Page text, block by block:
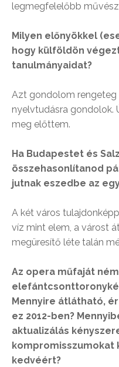
legmegfelelőbb
Milyen előnyökkel
hogy külföldön
tanulmányaidat?
Azt gondolom rengeteg
nyelvtudásra gondolok.
meg előttem.
Ha Budapestet és
összehasonlítanod
jutnak eszedbe az
A két város
víz mint elem, a várost
megüresítő léte talán
Az opera műfaját
Mennyire átlátható,
ez 2012-ben?
aktualizálás
kompromisszumokat
kedvéért?